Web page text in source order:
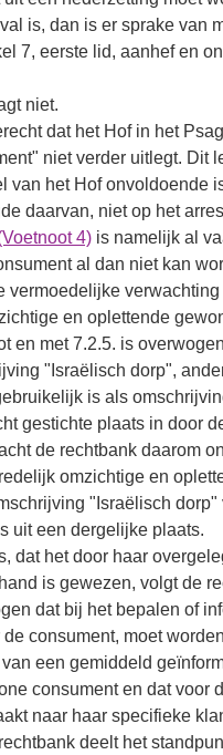
is, dan is er sprake van
7, eerste lid, aanhef en
niet.
dat het Hof in het
niet verder uitlegt. Dit
van het Hof onvoldoende
daarvan, niet op het
4) is namelijk al
al dan niet kan
vermoedelijke
en oplettende
en met 7.2.5. is
"Israëlisch dorp",
is als
gestichte plaats in door
de rechtbank daarom
omzichtige en
"Israëlisch dorp"
uit een dergelijke plaats.
dat het door haar
is gewezen, volgt de
dat bij het bepalen of
consument, moet
een gemiddeld
consument en dat voor
naar haar specifieke
deelt het